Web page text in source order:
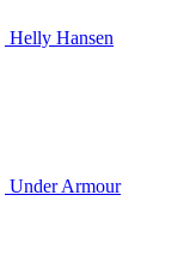
Helly Hansen
Under Armour